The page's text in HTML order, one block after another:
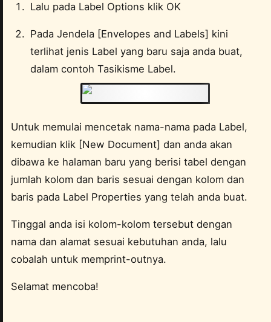
Lalu pada Label Options klik OK
Pada Jendela [Envelopes and Labels] kini
terlihat jenis Label yang baru saja anda buat,
dalam contoh Tasikisme Label.
Untuk memulai mencetak nama-nama pada Label,
kemudian klik [New Document] dan anda akan
dibawa ke halaman baru yang berisi tabel dengan
jumlah kolom dan baris sesuai dengan kolom dan
baris pada Label Properties yang telah anda buat.
Tinggal anda isi kolom-kolom tersebut dengan
nama dan alamat sesuai kebutuhan anda, lalu
cobalah untuk memprint-outnya.
Selamat mencoba!